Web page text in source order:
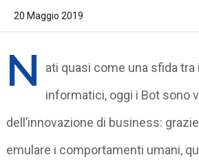
20 Maggio 2019
N
ati quasi come una sfida tra
informatici, oggi i Bot sono
dell’innovazione di business:
emulare i comportamenti umani,